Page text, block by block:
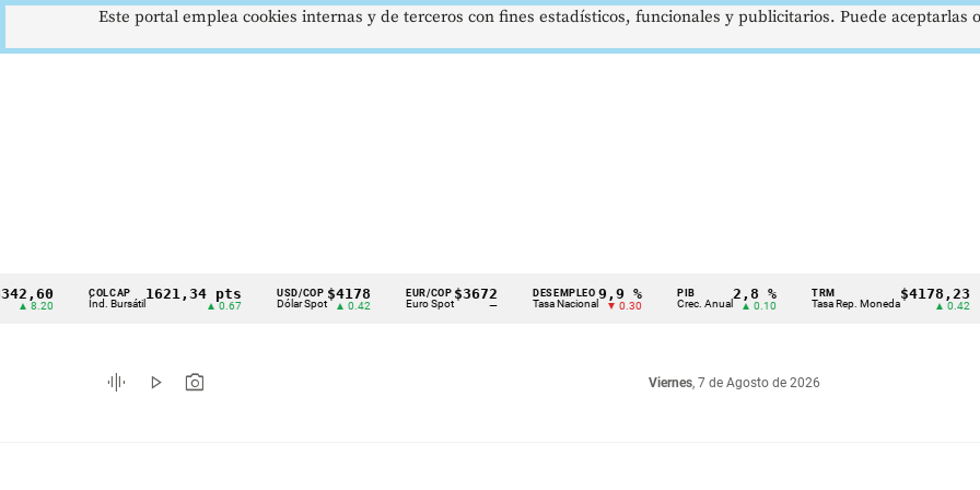
Cintillo
indicadores
económicos
COLCAP
Índ. Bursátil
1621,34 pts USD/COP
Dólar Spot
$4178
▲ 0.42
EUR/COP
Euro Spot
$3672
—
DESEMPLEO
Tasa Nacional
9,9 %
▼ 0.30
PIB
Crec. Anual
2,8 %
▲ 0.10
TRM
Tasa Rep. Moneda
$4178,23
▲ 0.42
IPC
graphic_eq play_arrow photo_camera Viernes, 7 de Agosto de 2026
Este portal emplea cookies internas y de terceros con fines estadísticos, funcionales y publicitarios. Puede aceptarlas